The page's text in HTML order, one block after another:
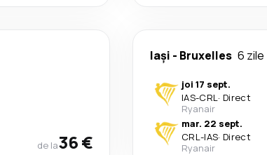
de la36 €
Iași - Bruxelles 6 zile
joi 17 sept.
IAS-CRL· Direct
Ryanair
mar. 22 sept.
CRL-IAS· Direct
Ryanair